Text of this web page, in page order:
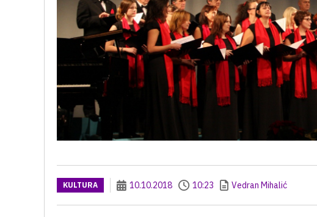
KULTURA 10.10.2018 10:23 Vedran Mihalić